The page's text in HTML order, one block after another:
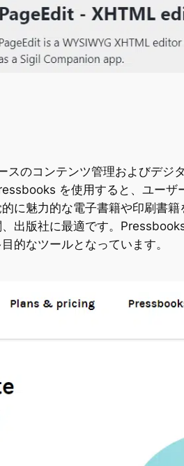
のコンテンツ管理およびデジ
を使用すると、ユーザ
に魅力的な電子書籍や印刷書
出版社に最適です。
的なツールとなっています。